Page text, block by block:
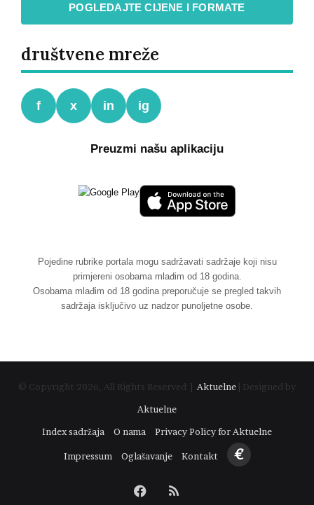
POGLEDAJTE CIJENE I FORMATE
društvene mreže
f x in ig
Preuzmi našu aplikaciju
Pojedine rubrike portala mogu sadržavati sadržaje koji nisu
primjereni osobama mlađim od 18 godina.
Osobama mlađim od 18 godina preporučuje se pregled takvih
sadržaja isključivo uz nadzor punoljetne osobe.
© Copyright 2026, All Rights Reserved | Aktuelne | Designed by
Aktuelne
Index sadržaja
O nama Privacy Policy for Aktuelne
Impressum Oglašavanje Kontakt €
Facebook